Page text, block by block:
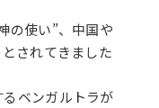
の使い”、中国や
されてきました
ベンガルトラが